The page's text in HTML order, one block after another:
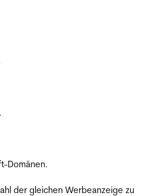
Domänen.
der gleichen Werbeanzeige zu